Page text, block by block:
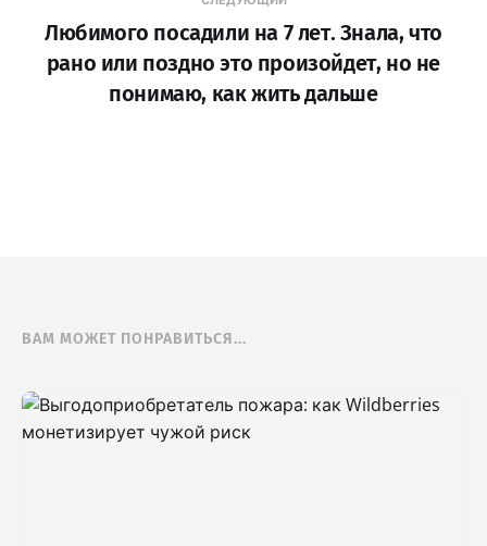
Любимого посадили на 7 лет. Знала, что
рано или поздно это произойдет, но не
понимаю, как жить дальше
ВАМ МОЖЕТ ПОНРАВИТЬСЯ...